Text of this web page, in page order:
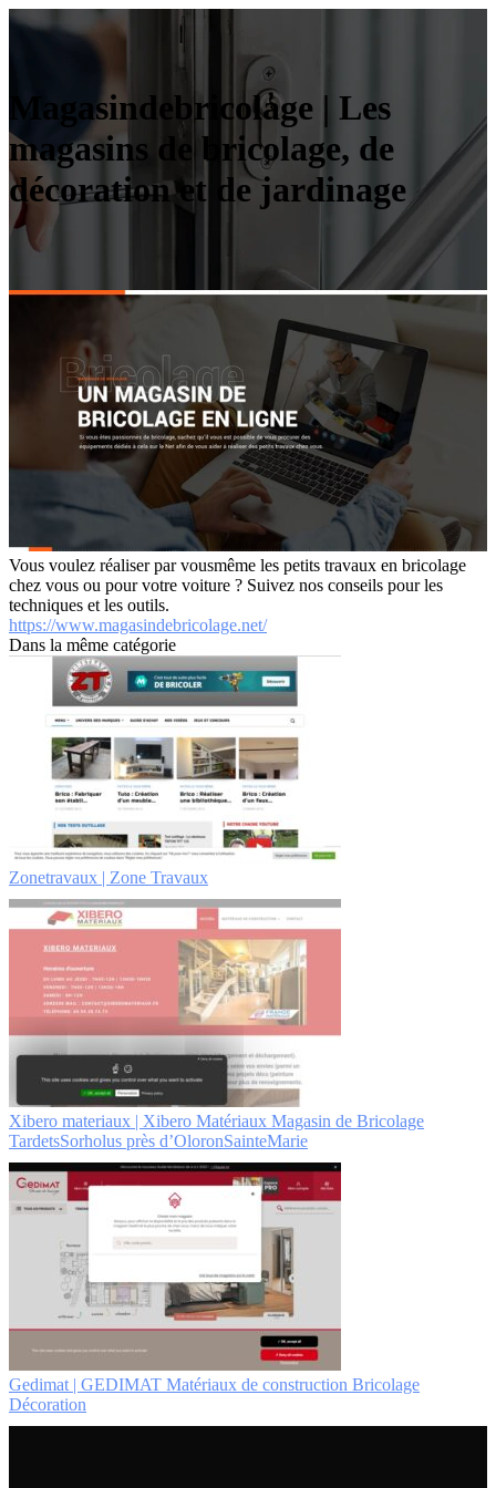
Magasin­deb­ricola­ge | Les
magasins de bricolage, de
décoration et de jardinage
Vous voulez réaliser par vousmême les petits travaux en bricolage
chez vous ou pour votre voiture ? Suivez nos conseils pour les
techniques et les outils.
https://www.magasindebricolage.net/
Dans la même catégorie
Zonetravaux | Zone Travaux
Xibero materiaux | Xibero Matériaux Magasin de Bricolage
TardetsSorholus près d’OloronSainteMarie
Gedimat | GEDIMAT Matériaux de construction Bricolage
Décoration